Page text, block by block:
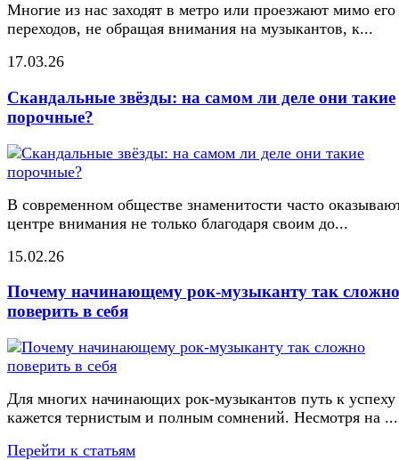
Многие из нас заходят в метро или проезжают мимо его
переходов, не обращая внимания на музыкантов, к...
17.03.26
Скандальные звёзды: на самом ли деле они такие
порочные?
В современном обществе знаменитости часто
центре внимания не только благодаря своим до...
15.02.26
Почему начинающему рок-музыканту так сложно
поверить в себя
Для многих начинающих рок-музыкантов путь к успеху
кажется тернистым и полным сомнений. Несмотря на ...
Перейти к статьям